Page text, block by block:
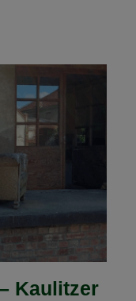
Kaulitzer